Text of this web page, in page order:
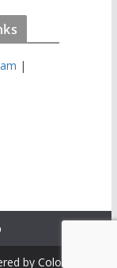
|
by ColorMag